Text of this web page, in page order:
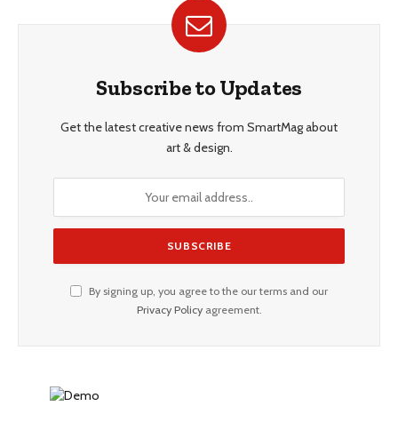
Subscribe to Updates
Get the latest creative news from SmartMag about
art & design.
By signing up, you agree to the our terms and our
Privacy Policyagreement.